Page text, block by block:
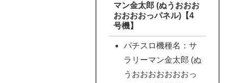
マン金太郎 (ぬうおおお
おおおおっパネル)【4
号機】
パチスロ機種名：サ
ラリーマン金太郎 (ぬ
うおおおおおおおっ